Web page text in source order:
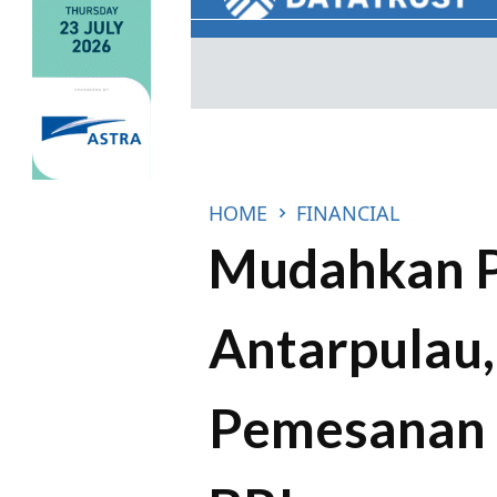
HOME FINANCIAL
Mudahkan